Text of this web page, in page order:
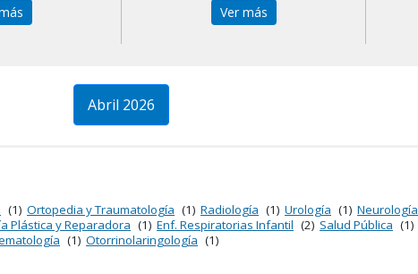
Ver más
Abril 2026
(1) Ortopedia y Traumatología (1) Radiología (1) Urología (1) Neurología
Plástica y Reparadora (1) Enf. Respiratorias Infantil (2) Salud Pública (1)
(1) Otorrinolaringología (1)